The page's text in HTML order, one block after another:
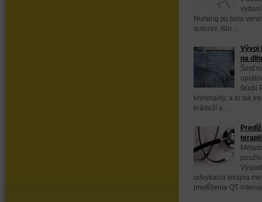
Nursing jej bola
autorov. Išlo ...
Vývoj
na
štúdii
kriminality, a to tak
krádeží a ...
odvykacia terapia
predĺženia QT